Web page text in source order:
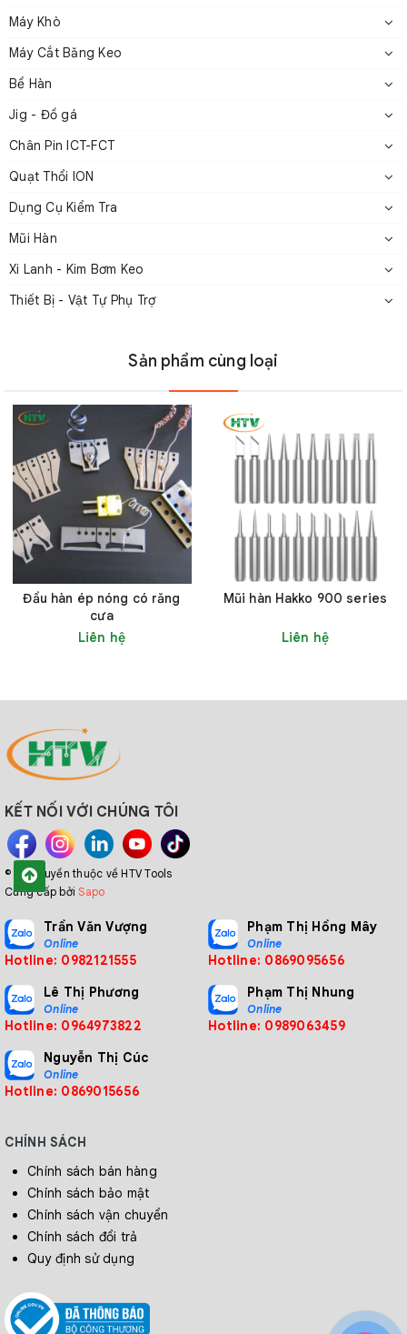
Máy Khò
Máy Cắt Băng Keo
Bể Hàn
Jig - Đồ gá
Chân Pin ICT-FCT
Quạt Thổi ION
Dụng Cụ Kiểm Tra
Mũi Hàn
Xi Lanh - Kim Bơm Keo
Thiết Bị - Vật Tự Phụ Trợ
Sản phẩm cùng loại
Đầu hàn ép nóng có răng
cưa
Liên hệ
Mũi hàn Hakko 900 series
Liên hệ
KẾT NỐI VỚI CHÚNG TÔI
© Bản quyền thuộc về HTV Tools
Cung cấp bởiSapo
Trần Văn Vượng
Online
Hotline: 0982121555
Phạm Thị Hồng Mây
Online
Hotline: 0869095656
Lê Thị Phương
Online
Hotline: 0964973822
Phạm Thị Nhung
Online
Hotline: 0989063459
Nguyễn Thị Cúc
Online
Hotline: 0869015656
CHÍNH SÁCH
Chính sách bán hàng
Chính sách bảo mật
Chính sách vận chuyển
Chính sách đổi trả
Quy định sử dụng